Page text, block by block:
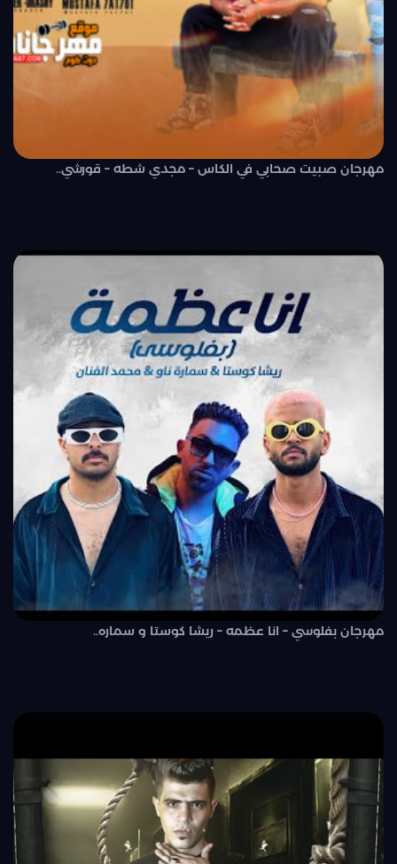
مهرجان صبيت صحابي في الكاس – مجدي شطه – قورشي..
مهرجان بفلوسي – انا عظمه – ريشا كوستا و سماره..